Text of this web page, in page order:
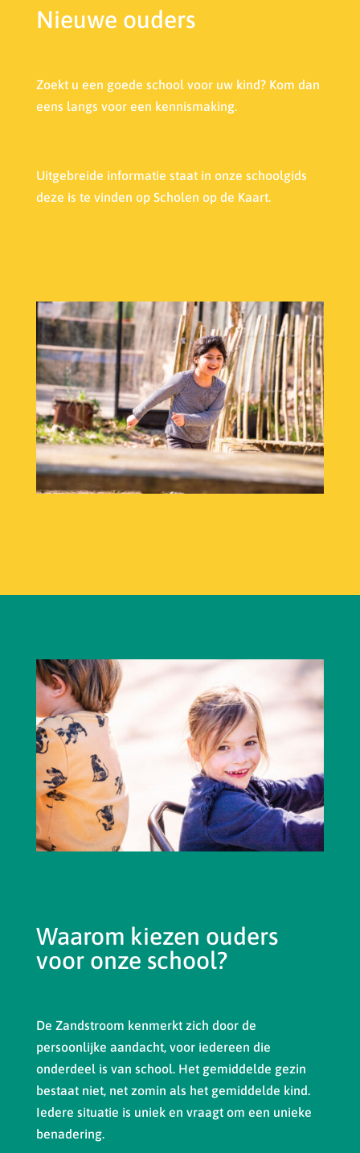
Nieuwe ouders
Zoekt u een goede school voor uw kind? Kom dan
eens langs voor een kennismaking.
Uitgebreide informatie staat in onze schoolgids
deze is te vinden op Scholen op de Kaart.
Waarom kiezen ouders
voor onze school?
De Zandstroom kenmerkt zich door de
persoonlijke aandacht, voor iedereen die
onderdeel is van school. Het gemiddelde gezin
bestaat niet, net zomin als het gemiddelde kind.
Iedere situatie is uniek en vraagt om een unieke
benadering.